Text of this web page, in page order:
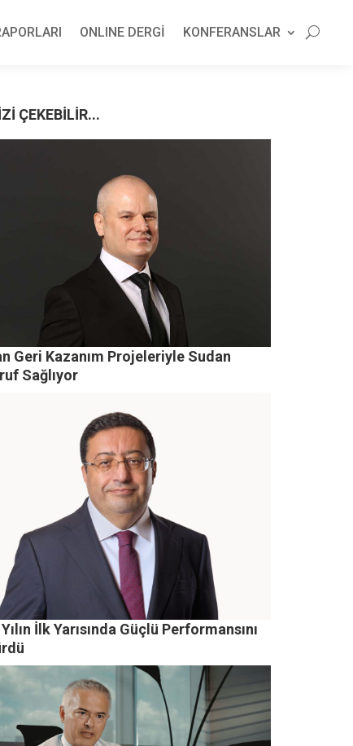
ONLINE DERGİ KONFERANSLAR
ÇEKEBİLİR...
Geri Kazanım Projeleriyle Sudan
Sağlıyor
İlk Yarısında Güçlü Performansını